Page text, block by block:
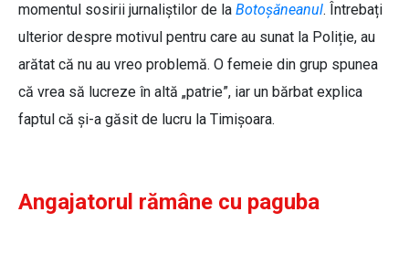
momentul sosirii jurnaliștilor de la Botoșăneanul. Întrebați
ulterior despre motivul pentru care au sunat la Poliție, au
arătat că nu au vreo problemă. O femeie din grup spunea
că vrea să lucreze în altă „patrie”, iar un bărbat explica
faptul că și-a găsit de lucru la Timișoara.
Angajatorul rămâne cu paguba